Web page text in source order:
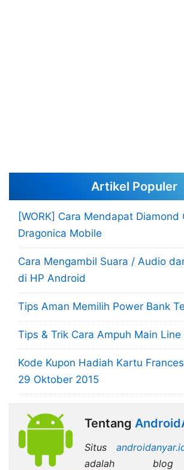
Artikel Populer
[WORK] Cara Mendapat Diamond
Dragonica Mobile
Cara Mengambil Suara / Audio
di HP Android
Tips Aman Memilih Power Bank
Tips & Trik Cara Ampuh Main
Kode Kupon Hadiah Kartu
29 Oktober 2015
Tentang
Situs
adalah